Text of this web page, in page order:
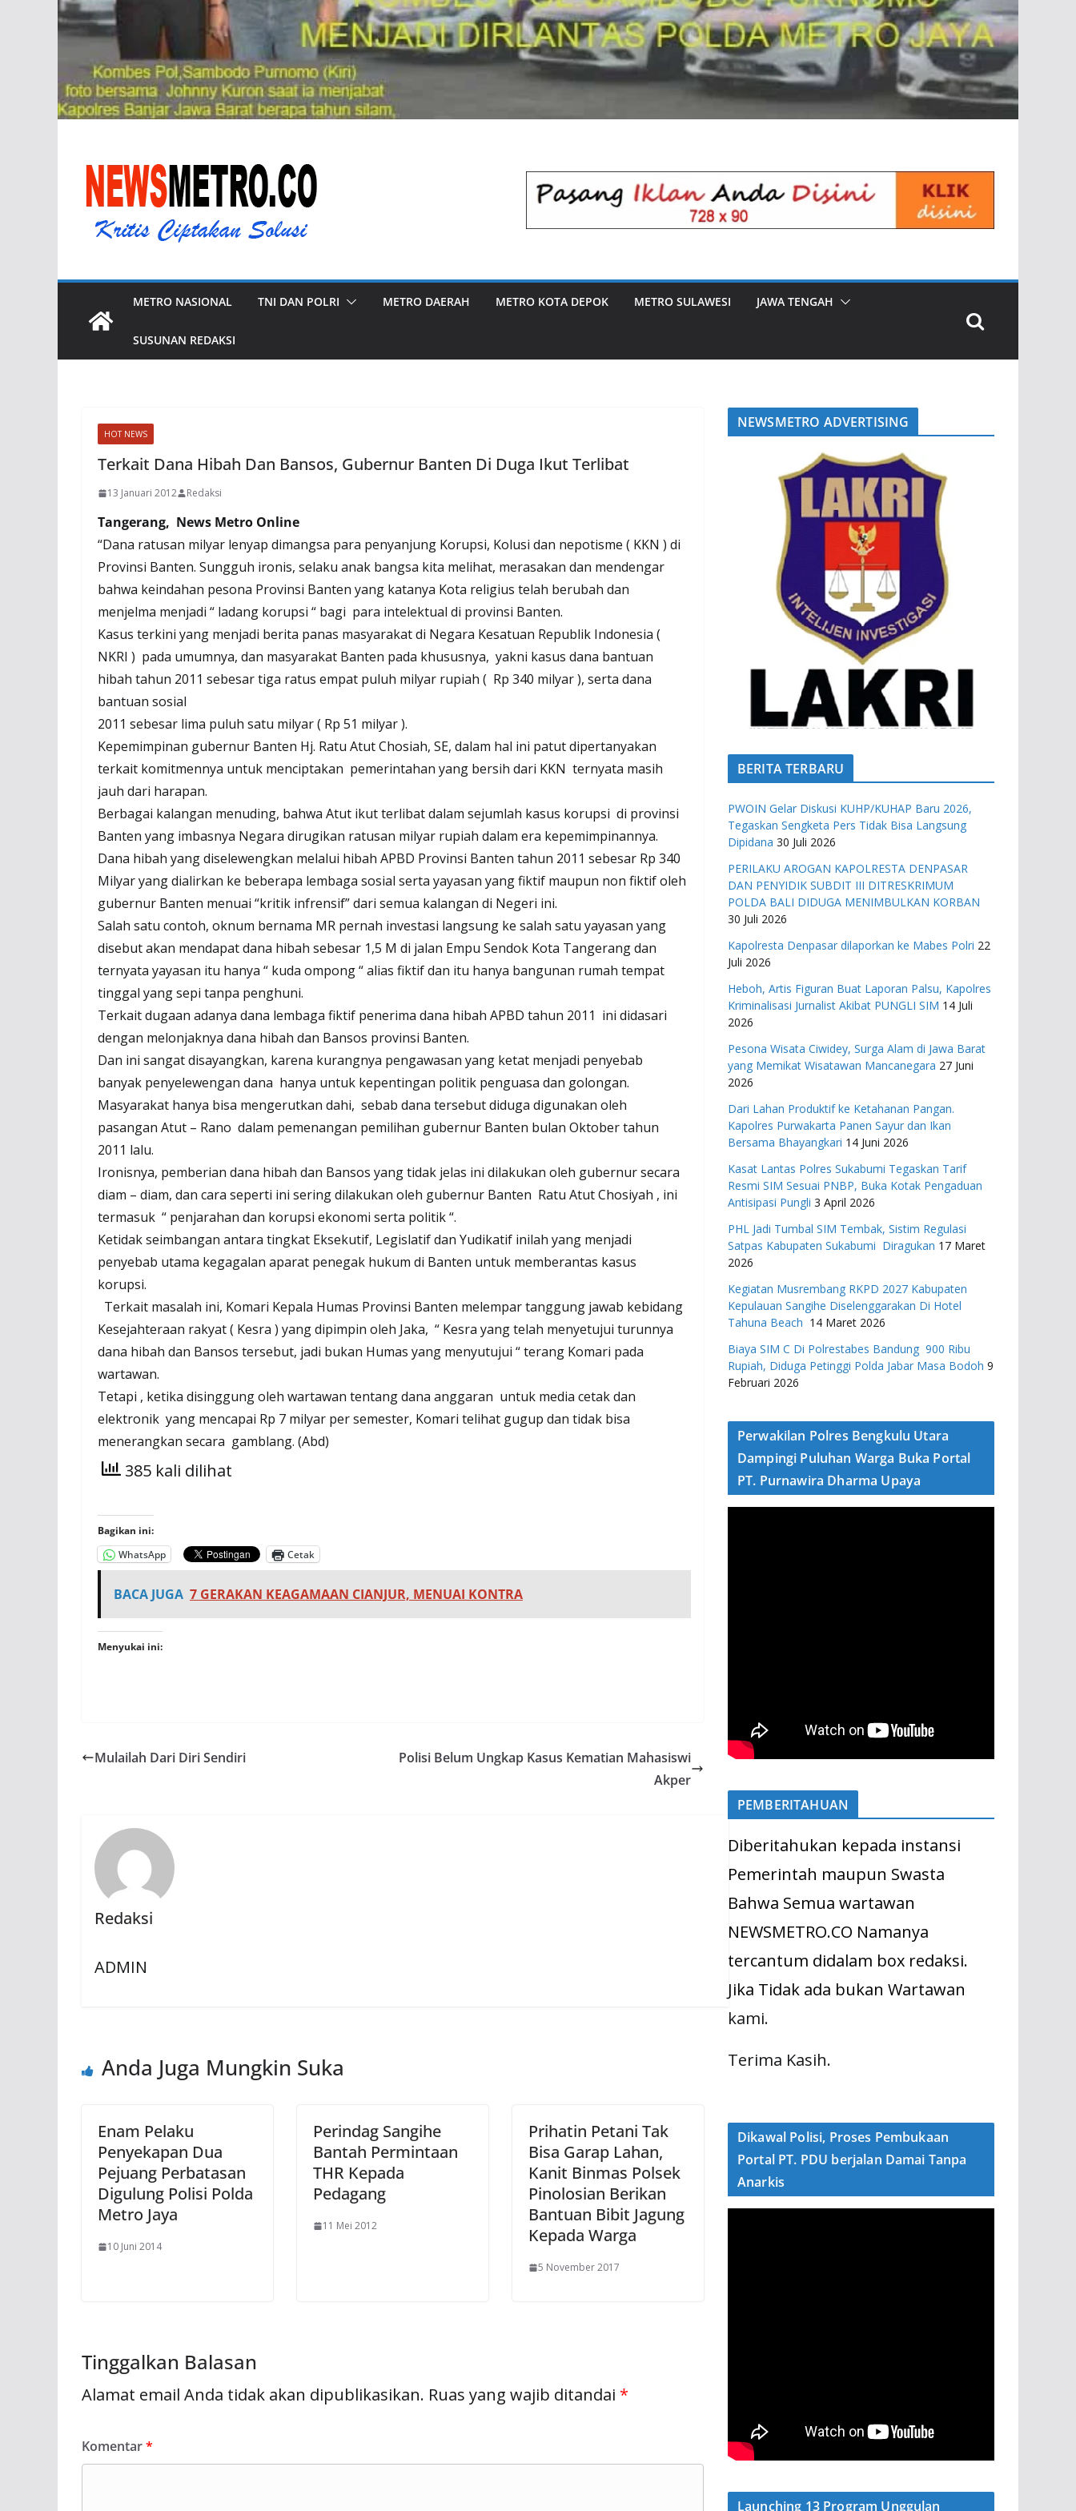
METRO NASIONAL TNI DAN POLRI METRO DAERAH METRO KOTA DEPOK METRO SULAWESI JAWA TENGAH
SUSUNAN REDAKSI
HOT NEWS
Terkait Dana Hibah Dan Bansos, Gubernur Banten Di Duga Ikut Terlibat
13 Januari 2012 Redaksi
Tangerang, News Metro Online
“Dana ratusan milyar lenyap dimangsa para penyanjung Korupsi, Kolusi dan nepotisme ( KKN ) di
Provinsi Banten. Sungguh ironis, selaku anak bangsa kita melihat, merasakan dan mendengar
bahwa keindahan pesona Provinsi Banten yang katanya Kota religius telah berubah dan
menjelma menjadi “ ladang korupsi “ bagi para intelektual di provinsi Banten.
Kasus terkini yang menjadi berita panas masyarakat di Negara Kesatuan Republik Indonesia (
NKRI ) pada umumnya, dan masyarakat Banten pada khususnya, yakni kasus dana bantuan
hibah tahun 2011 sebesar tiga ratus empat puluh milyar rupiah ( Rp 340 milyar ), serta dana
bantuan sosial
2011 sebesar lima puluh satu milyar ( Rp 51 milyar ).
Kepemimpinan gubernur Banten Hj. Ratu Atut Chosiah, SE, dalam hal ini patut dipertanyakan
terkait komitmennya untuk menciptakan pemerintahan yang bersih dari KKN ternyata masih
jauh dari harapan.
Berbagai kalangan menuding, bahwa Atut ikut terlibat dalam sejumlah kasus korupsi di provinsi
Banten yang imbasnya Negara dirugikan ratusan milyar rupiah dalam era kepemimpinannya.
Dana hibah yang diselewengkan melalui hibah APBD Provinsi Banten tahun 2011 sebesar Rp 340
Milyar yang dialirkan ke beberapa lembaga sosial serta yayasan yang fiktif maupun non fiktif oleh
gubernur Banten menuai “kritik infrensif” dari semua kalangan di Negeri ini.
Salah satu contoh, oknum bernama MR pernah investasi langsung ke salah satu yayasan yang
disebut akan mendapat dana hibah sebesar 1,5 M di jalan Empu Sendok Kota Tangerang dan
ternyata yayasan itu hanya “ kuda ompong “ alias fiktif dan itu hanya bangunan rumah tempat
tinggal yang sepi tanpa penghuni.
Terkait dugaan adanya dana lembaga fiktif penerima dana hibah APBD tahun 2011 ini didasari
dengan melonjaknya dana hibah dan Bansos provinsi Banten.
Dan ini sangat disayangkan, karena kurangnya pengawasan yang ketat menjadi penyebab
banyak penyelewengan dana hanya untuk kepentingan politik penguasa dan golongan.
Masyarakat hanya bisa mengerutkan dahi, sebab dana tersebut diduga digunakan oleh
pasangan Atut – Rano dalam pemenangan pemilihan gubernur Banten bulan Oktober tahun
2011 lalu.
Ironisnya, pemberian dana hibah dan Bansos yang tidak jelas ini dilakukan oleh gubernur secara
diam – diam, dan cara seperti ini sering dilakukan oleh gubernur Banten Ratu Atut Chosiyah , ini
termasuk “ penjarahan dan korupsi ekonomi serta politik “.
Ketidak seimbangan antara tingkat Eksekutif, Legislatif dan Yudikatif inilah yang menjadi
penyebab utama kegagalan aparat penegak hukum di Banten untuk memberantas kasus
korupsi.
Terkait masalah ini, Komari Kepala Humas Provinsi Banten melempar tanggung jawab kebidang
Kesejahteraan rakyat ( Kesra ) yang dipimpin oleh Jaka, “ Kesra yang telah menyetujui turunnya
dana hibah dan Bansos tersebut, jadi bukan Humas yang menyutujui “ terang Komari pada
wartawan.
Tetapi , ketika disinggung oleh wartawan tentang dana anggaran untuk media cetak dan
elektronik yang mencapai Rp 7 milyar per semester, Komari telihat gugup dan tidak bisa
menerangkan secara gamblang. (Abd)
385 kali dilihat
Bagikan ini:
WhatsApp
Cetak
BACA JUGA 7 GERAKAN KEAGAMAAN CIANJUR, MENUAI KONTRA
Menyukai ini:
Mulailah Dari Diri Sendiri
Polisi Belum Ungkap Kasus Kematian Mahasiswi
Akper
Redaksi
ADMIN
Anda Juga Mungkin Suka
Enam Pelaku
Penyekapan Dua
Pejuang Perbatasan
Digulung Polisi Polda
Metro Jaya
10 Juni 2014
Perindag Sangihe
Bantah Permintaan
THR Kepada
Pedagang
11 Mei 2012
Prihatin Petani Tak
Bisa Garap Lahan,
Kanit Binmas Polsek
Pinolosian Berikan
Bantuan Bibit Jagung
Kepada Warga
5 November 2017
Tinggalkan Balasan
Alamat email Anda tidak akan dipublikasikan. Ruas yang wajib ditandai *
Komentar*
NEWSMETRO ADVERTISING
BERITA TERBARU
PWOIN Gelar Diskusi KUHP/KUHAP Baru 2026,
Tegaskan Sengketa Pers Tidak Bisa Langsung
Dipidana 30 Juli 2026
PERILAKU AROGAN KAPOLRESTA DENPASAR
DAN PENYIDIK SUBDIT III DITRESKRIMUM
POLDA BALI DIDUGA MENIMBULKAN KORBAN
30 Juli 2026
Kapolresta Denpasar dilaporkan ke Mabes Polri 22
Juli 2026
Heboh, Artis Figuran Buat Laporan Palsu, Kapolres
Kriminalisasi Jurnalist Akibat PUNGLI SIM 14 Juli
2026
Pesona Wisata Ciwidey, Surga Alam di Jawa Barat
yang Memikat Wisatawan Mancanegara 27 Juni
2026
Dari Lahan Produktif ke Ketahanan Pangan.
Kapolres Purwakarta Panen Sayur dan Ikan
Bersama Bhayangkari 14 Juni 2026
Kasat Lantas Polres Sukabumi Tegaskan Tarif
Resmi SIM Sesuai PNBP, Buka Kotak Pengaduan
Antisipasi Pungli 3 April 2026
PHL Jadi Tumbal SIM Tembak, Sistim Regulasi
Satpas Kabupaten Sukabumi Diragukan 17 Maret
2026
Kegiatan Musrembang RKPD 2027 ​Kabupaten
Kepulauan Sangihe Diselenggarakan Di Hotel
Tahuna Beach 14 Maret 2026
Biaya SIM C Di Polrestabes Bandung 900 Ribu
Rupiah, Diduga Petinggi Polda Jabar Masa Bodoh 9
Februari 2026
Perwakilan Polres Bengkulu Utara
Dampingi Puluhan Warga Buka Portal
PT. Purnawira Dharma Upaya
PEMBERITAHUAN
Diberitahukan kepada instansi
Pemerintah maupun Swasta
Bahwa Semua wartawan
NEWSMETRO.CO Namanya
tercantum didalam box redaksi.
Jika Tidak ada bukan Wartawan
kami.
Terima Kasih.
Dikawal Polisi, Proses Pembukaan
Portal PT. PDU berjalan Damai Tanpa
Anarkis
Launching 13 Program Unggulan